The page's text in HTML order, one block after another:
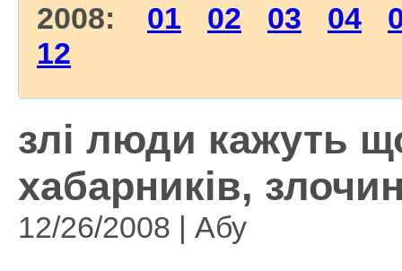
2008: 01 02 03 04
12
злі люди кажуть
хабарників,
12/26/2008 | Абу